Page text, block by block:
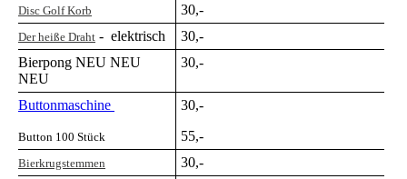
Disc Golf Korb 30,-
Der heiße Draht - elektrisch
30,-
Bierpong NEU NEU
NEU
30,-
Buttonmaschine
Button 100 Stück
30,-
55,-
Bierkrugstemmen
30,-